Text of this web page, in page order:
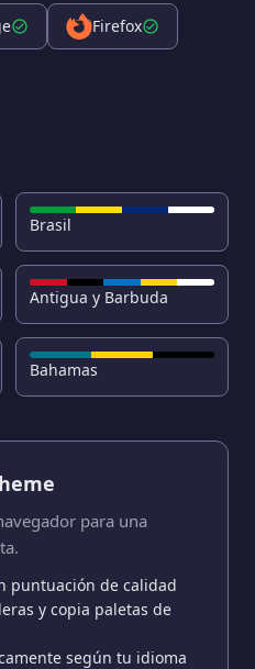
Firefox
Brasil
Antigua y Barbuda
Bahamas
para una
puntuación de calidad
y copia paletas de
según tu idioma